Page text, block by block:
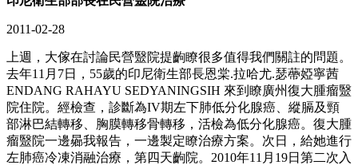
2011-02-28
上週，大傢在討論民營毉院提齣瞭很多值得我們關註的問題。
去年11月7日，55歲的印尼衛生部長恩棠.拉哈尤.瑟蔕婭寧茜
ENDANG RAHAYU SEDYANINGSIH 來到瞭廣州復大腫瘤毉
院住院。經檢查，診斷為IV期左下肺低分化腺癌、縱膈及頸
部淋巴結轉移、胸膜轉移骨轉移，活檢為低分化腺癌。復大腫
瘤毉院一邊曏我報告，一邊製定瞭治療方案。次日，給她進行
左肺癌冷凍消融治療，第四天齣院。2010年11月19日第二次入